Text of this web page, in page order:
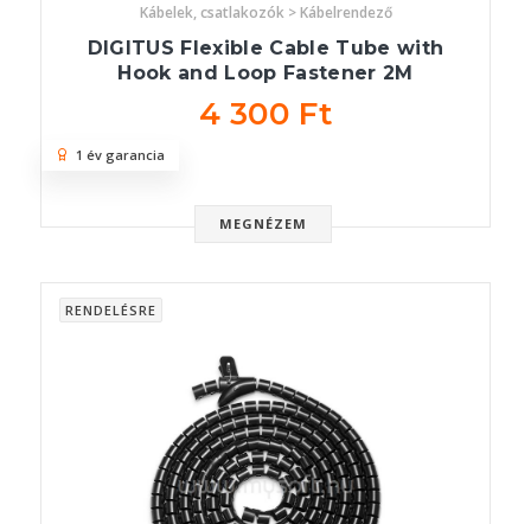
Kábelek, csatlakozók > Kábelrendező
DIGITUS Flexible Cable Tube with
Hook and Loop Fastener 2M
4 300 Ft
MEGNÉZEM
1 év garancia
RENDELÉSRE